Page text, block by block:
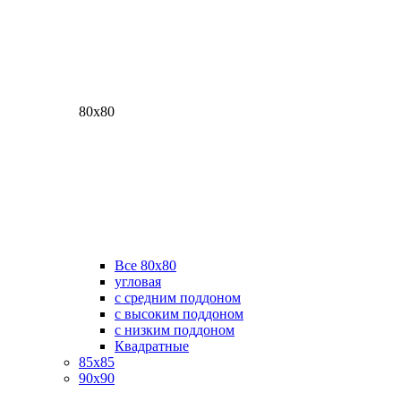
80х80
Все 80х80
угловая
с средним поддоном
с высоким поддоном
с низким поддоном
Квадратные
85х85
90х90